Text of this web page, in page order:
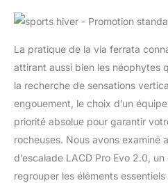
La pratique de la via ferrata
attirant aussi bien les néophytes
la recherche de sensations
engouement, le choix d’un
priorité absolue pour garantir
rocheuses. Nous avons examiné
d’escalade LACD Pro Evo 2.0,
regrouper les éléments